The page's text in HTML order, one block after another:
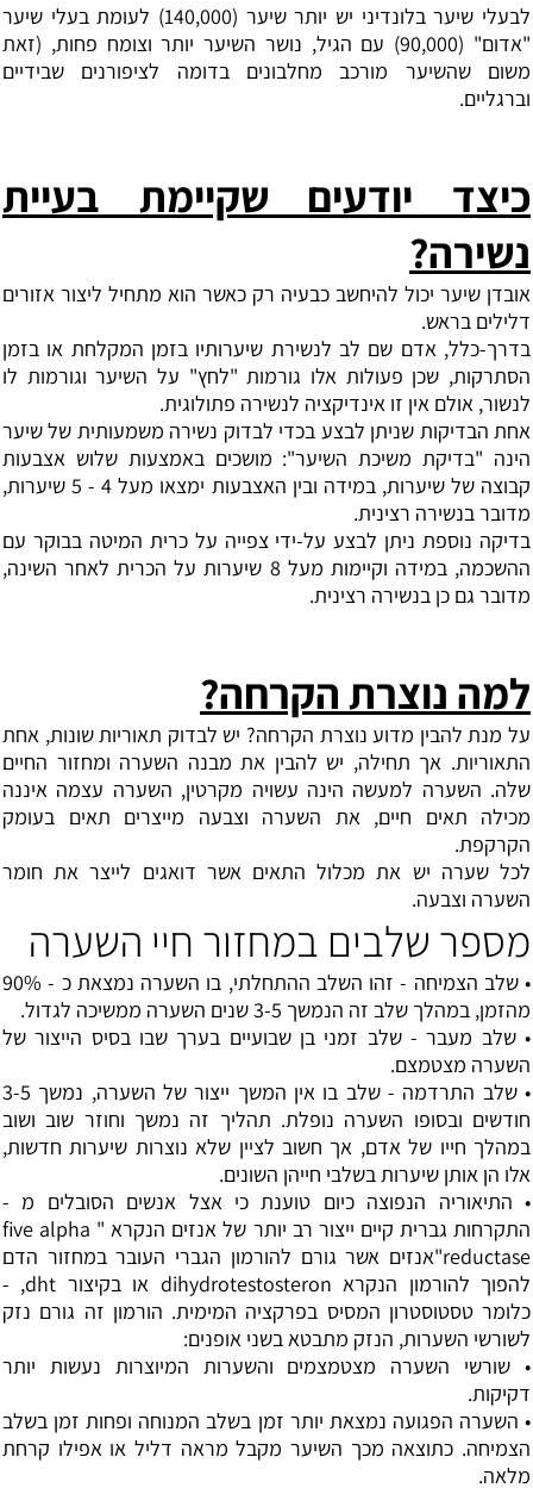
לבעלי שיער בלונדיני יש יותר שיער (140,000) לעומת בעלי שיער
"אדום" (90,000) עם הגיל, נושר השיער יותר וצומח פחות, (זאת
משום שהשיער מורכב מחלבונים בדומה לציפורנים שבידיים
וברגליים.
כיצד יודעים שקיימת בעיית
נשירה?
אובדן שיער יכול להיחשב כבעיה רק כאשר הוא מתחיל ליצור אזורים
דלילים בראש.
בדרך-כלל, אדם שם לב לנשירת שיערותיו בזמן המקלחת או בזמן
הסתרקות, שכן פעולות אלו גורמות "לחץ" על השיער וגורמות לו
לנשור, אולם אין זו אינדיקציה לנשירה פתולוגית.
אחת הבדיקות שניתן לבצע בכדי לבדוק נשירה משמעותית של שיער
הינה "בדיקת משיכת השיער": מושכים באמצעות שלוש אצבעות
קבוצה של שיערות, במידה ובין האצבעות ימצאו מעל 4 - 5 שיערות,
מדובר בנשירה רצינית.
בדיקה נוספת ניתן לבצע על-ידי צפייה על כרית המיטה בבוקר עם
ההשכמה, במידה וקיימות מעל 8 שיערות על הכרית לאחר השינה,
מדובר גם כן בנשירה רצינית.
למה נוצרת הקרחה?
על מנת להבין מדוע נוצרת הקרחה? יש לבדוק תאוריות שונות, אחת
התאוריות. אך תחילה, יש להבין את מבנה השערה ומחזור החיים
שלה. השערה למעשה הינה עשויה מקרטין, השערה עצמה איננה
מכילה תאים חיים, את השערה וצבעה מייצרים תאים בעומק
הקרקפת.
לכל שערה יש את מכלול התאים אשר דואגים לייצר את חומר
השערה וצבעה.
מספר שלבים במחזור חיי השערה
• שלב הצמיחה - זהו השלב ההתחלתי, בו השערה נמצאת כ - 90%
מהזמן, במהלך שלב זה הנמשך 3-5 שנים השערה ממשיכה לגדול.
• שלב מעבר - שלב זמני בן שבועיים בערך שבו בסיס הייצור של
השערה מצטמצם.
• שלב התרדמה - שלב בו אין המשך ייצור של השערה, נמשך 3-5
חודשים ובסופו השערה נופלת. תהליך זה נמשך וחוזר שוב ושוב
במהלך חייו של אדם, אך חשוב לציין שלא נוצרות שיערות חדשות,
אלו הן אותן שיערות בשלבי חייהן השונים.
• התיאוריה הנפוצה כיום טוענת כי אצל אנשים הסובלים מ -
התקרחות גברית קיים ייצור רב יותר של אנזים הנקרא " five alpha
reductase"אנזים אשר גורם להורמון הגברי העובר במחזור הדם
להפוך להורמון הנקרא dihydrotestosteron או בקיצור dht, -
כלומר טסטוסטרון המסיס בפרקציה המימית. הורמון זה גורם נזק
לשורשי השערות, הנזק מתבטא בשני אופנים:
• שורשי השערה מצטמצמים והשערות המיוצרות נעשות יותר
דקיקות.
• השערה הפגועה נמצאת יותר זמן בשלב המנוחה ופחות זמן בשלב
הצמיחה. כתוצאה מכך השיער מקבל מראה דליל או אפילו קרחת
מלאה.